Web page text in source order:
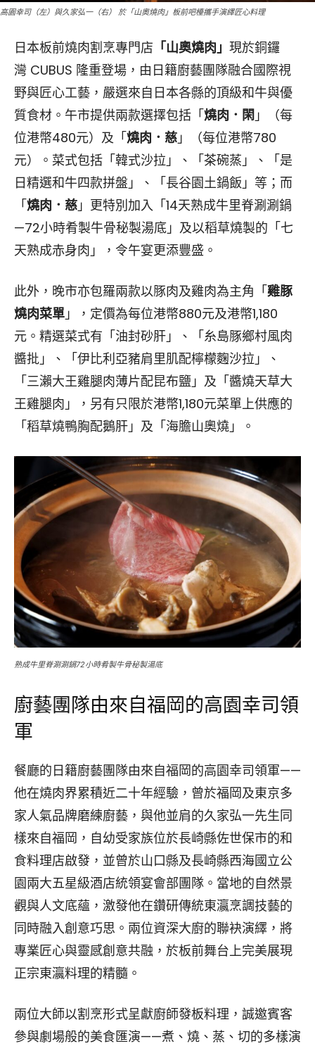
高園幸司（左）與久家弘一（右） 於「山奧燒肉」板前吧檯攜手演繹匠心料理
日本板前燒肉割烹專門店 「山奧燒肉」 現於銅鑼
灣 CUBUS 隆重登場，由日籍廚藝團隊融合國際視
野與匠心工藝，嚴選來自日本各縣的頂級和牛與優
質食材。午市提供兩款選擇包括「燒肉．閑 」（每
位港幣480元）及「燒肉．慈 」（每位港幣780
元）。菜式包括「韓式沙拉」、「茶碗蒸」、「是
日精選和牛四款拼盤」、「長谷園土鍋飯」等；而
「燒肉．慈 」更特別加入「14天熟成牛里脊涮涮鍋
—72小時肴製牛骨秘製湯底」及以稻草燒製的「七
天熟成赤身肉」，令午宴更添豐盛。
此外，晚市亦包羅兩款以豚肉及雞肉為主角「雞豚
燒肉菜單 」，定價為每位港幣880元及港幣1,180
元。精選菜式有「油封砂肝」、「糸島豚鄉村風肉
醬批」、「伊比利亞豬肩里肌配檸檬麴沙拉」、
「三瀨大王雞腿肉薄片配昆布鹽」及「醬燒天草大
王雞腿肉」，另有只限於港幣1,180元菜單上供應的
「稻草燒鴨胸配鵝肝」及「海膽山奧燒」。
熟成牛里脊涮涮鍋72小時肴製牛骨秘製湯底
廚藝團隊由來自福岡的高園幸司領
軍
餐廳的日籍廚藝團隊由來自福岡的高園幸司領軍——
他在燒肉界累積近二十年經驗，曾於福岡及東京多
家人氣品牌磨練廚藝，與他並肩的久家弘一先生同
樣來自福岡，自幼受家族位於長崎縣佐世保市的和
食料理店啟發，並曾於山口縣及長崎縣西海國立公
園兩大五星級酒店統領宴會部團隊。當地的自然景
觀與人文底蘊，激發他在鑽研傳統東瀛烹調技藝的
同時融入創意巧思。兩位資深大廚的聯袂演繹，將
專業匠心與靈感創意共融，於板前舞台上完美展現
正宗東瀛料理的精髓。
兩位大師以割烹形式呈獻廚師發板料理，誠邀賓客
參與劇場般的美食匯演——煮、燒、蒸、切的多樣演